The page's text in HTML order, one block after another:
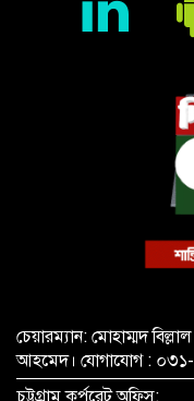
বায়েজিদ বোস্তামী
চেয়ারম্যান: মোহাম্মদ
আহমেদ। যোগাযোগ :
চট্টগ্রাম কর্পরেট অফিস: